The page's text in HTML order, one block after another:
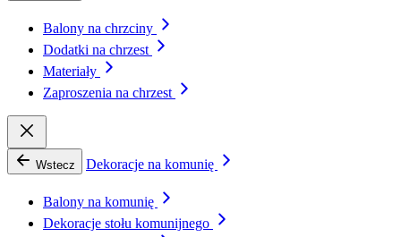
Balony na chrzciny
Dodatki na chrzest
Materiały
Zaproszenia na chrzest
Wstecz Dekoracje na komunię
Balony na komunię
Dekoracje stołu komunijnego